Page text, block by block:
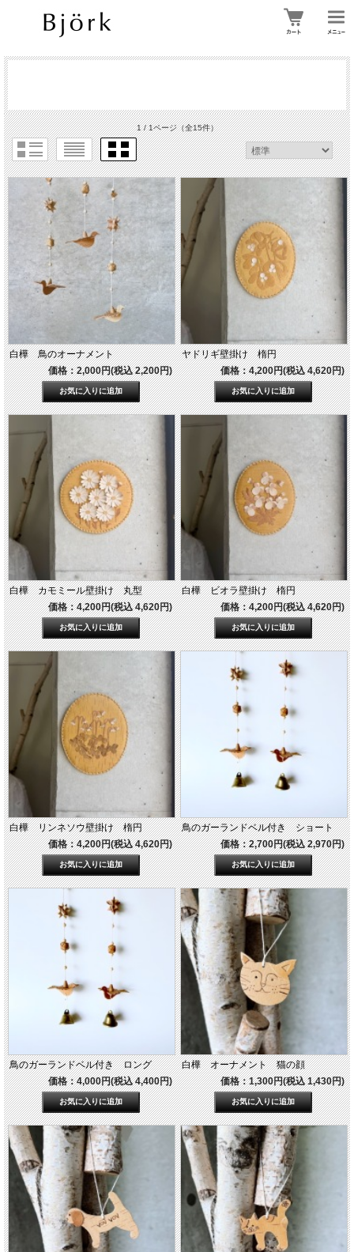
1 / 1ページ（全15件）
白樺 鳥のオーナメント
価格：2,000円(税込 2,200円)
ヤドリギ壁掛け 楕円
価格：4,200円(税込 4,620円)
白樺 カモミール壁掛け 丸型
価格：4,200円(税込 4,620円)
白樺 ビオラ壁掛け 楕円
価格：4,200円(税込 4,620円)
白樺 リンネソウ壁掛け 楕円
価格：4,200円(税込 4,620円)
鳥のガーランドベル付き ショート
価格：2,700円(税込 2,970円)
鳥のガーランドベル付き ロング
価格：4,000円(税込 4,400円)
白樺 オーナメント 猫の顔
価格：1,300円(税込 1,430円)